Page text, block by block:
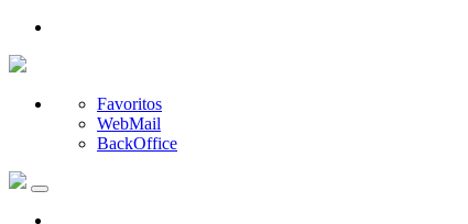
Favoritos
WebMail
BackOffice